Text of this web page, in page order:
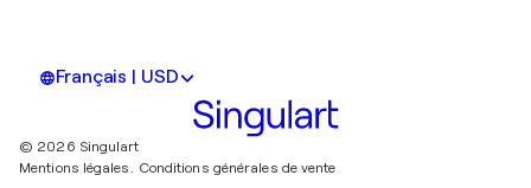
Français | USD
© 2026 Singulart
Mentions légales. Conditions générales de vente